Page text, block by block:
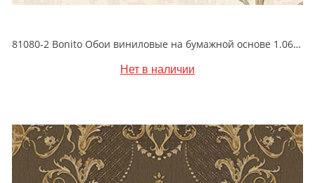
81080-2 Bonito Обои виниловые на бумажной основе 1.06*15.5
Нет в наличии